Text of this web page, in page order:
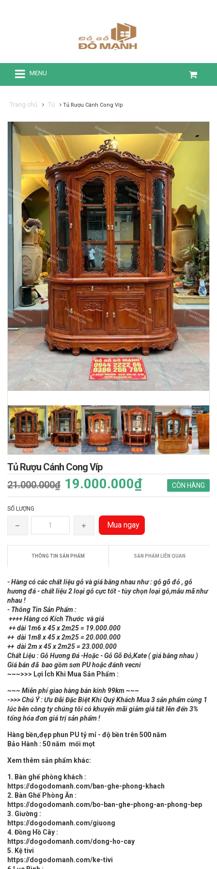
MENU
Trang chủ Tủ Tủ Rượu Cánh Cong Víp
Tủ Rượu Cánh Cong Víp
CÒN HÀNG
21.000.000₫ 19.000.000₫
SỐ LƯỢNG
Mua ngay
THÔNG TIN SẢN PHẨM SẢN PHẨM LIÊN QUAN
- Hàng có các chất liệu gỗ và giá bằng nhau như : gỗ gõ đỏ , gỗ
hương đá - chất liệu 2 loại gỗ cực tốt - tùy chọn loại gỗ,mẫu mã như
nhau !
- Thông Tin Sản Phẩm :
++++ Hàng có Kích Thước và giá
++ dài 1m6 x 45 x 2m25 = 19.000.000
++ dài 1m8 x 45 x 2m25 = 20.000.000
++ dài 2m x 45 x 2m25 = 23.000.000
Chất Liệu : Gỗ Hương Đá -Hoặc - Gỗ Gõ Đỏ,Kate ( giá bằng nhau )
Giá bán đã bao gồm sơn PU hoặc đánh vecni
~~~>>> Lợi Ích Khi Mua Sản Phẩm :
~~~ Miễn phí giao hàng bán kính 99km ~~~
->>> Chú Ý : Ưu Đãi Đặc Biệt Khi Quý Khách Mua 3 sản phẩm cùng 1
lúc bên công ty chúng tôi có khuyến mãi giảm giá tất lên đến 3%
tổng hóa đơn giá trị sản phẩm !
Hàng bền,đẹp phun PU tỷ mỉ - độ bền trên 500 năm
Bảo Hành : 50 năm mối mọt
Xem thêm sản phẩm khác:
1. Bàn ghế phòng khách :
https://dogodomanh.com/ban-ghe-phong-khach
2. Bàn Ghế Phòng Ăn :
https://dogodomanh.com/bo-ban-ghe-phong-an-phong-bep
3. Giường :
https://dogodomanh.com/giuong
4. Đồng Hồ Cây :
https://dogodomanh.com/dong-ho-cay
5. Kệ tivi
https://dogodomanh.com/ke-tivi